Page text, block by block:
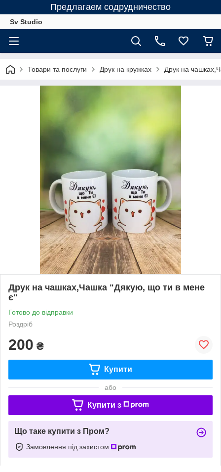
Предлагаем содрудничество
Sv Studio
Товари та послуги Друк на кружках Друк на
Друк на чашках,Чашка "Дякую, що ти в мене
є"
Готово до відправки
Роздріб
200 ₴
Купити
або
Купити з
Що таке купити з Пром?
Замовлення під захистом